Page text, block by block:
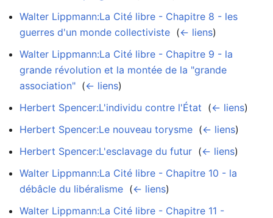
Walter Lippmann:La Cité libre - Chapitre 8 - les
guerres d'un monde collectiviste (← liens)
Walter Lippmann:La Cité libre - Chapitre 9 - la
grande révolution et la montée de la "grande
association" (← liens)
Herbert Spencer:L'individu contre l'État (← liens)
Herbert Spencer:Le nouveau torysme (← liens)
Herbert Spencer:L'esclavage du futur (← liens)
Walter Lippmann:La Cité libre - Chapitre 10 - la
débâcle du libéralisme (← liens)
Walter Lippmann:La Cité libre - Chapitre 11 -